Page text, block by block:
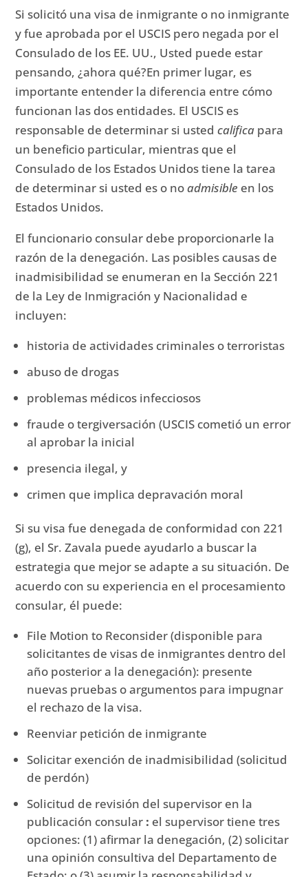
Si solicitó una visa de inmigrante o no inmigrante
y fue aprobada por el USCIS pero negada por el
Consulado de los EE. UU., Usted puede estar
pensando, ¿ahora qué?En primer lugar, es
importante entender la diferencia entre cómo
funcionan las dos entidades. El USCIS es
responsable de determinar si ustedcalifica para
un beneficio particular, mientras que el
Consulado de los Estados Unidos tiene la tarea
de determinar si usted es o noadmisible en los
Estados Unidos.
El funcionario consular debe proporcionarle la
razón de la denegación. Las posibles causas de
inadmisibilidad se enumeran en la Sección 221
de la Ley de Inmigración y Nacionalidad e
incluyen:
historia de actividades criminales o terroristas
abuso de drogas
problemas médicos infecciosos
fraude o tergiversación (USCIS cometió un error
al aprobar la inicial
presencia ilegal, y
crimen que implica depravación moral
Si su visa fue denegada de conformidad con 221
(g), el Sr. Zavala puede ayudarlo a buscar la
estrategia que mejor se adapte a su situación. De
acuerdo con su experiencia en el procesamiento
consular, él puede:
File Motion to Reconsider (disponible para
solicitantes de visas de inmigrantes dentro del
año posterior a la denegación): presente
nuevas pruebas o argumentos para impugnar
el rechazo de la visa.
Reenviar petición de inmigrante
Solicitar exención de inadmisibilidad (solicitud
de perdón)
Solicitud de revisión del supervisor en la
publicación consular : el supervisor tiene tres
opciones: (1) afirmar la denegación, (2) solicitar
una opinión consultiva del Departamento de